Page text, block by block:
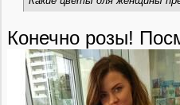
Конечно розы!